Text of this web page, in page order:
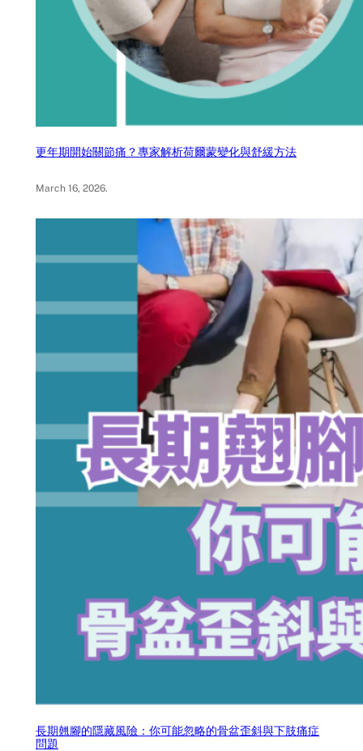
更年期開始關節痛？專家解析荷爾蒙變化與舒緩方法
March 16, 2026.
長期翹腳的隱藏風險：你可能忽略的骨盆歪斜與下肢痛症
問題